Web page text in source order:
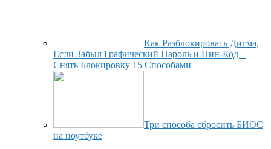
Как Разблокировать Дигма,
Если Забыл Графический Пароль и Пин-Код –
Снять Блокировку 15 Способами
Три способа сбросить БИОС
на ноутбуке